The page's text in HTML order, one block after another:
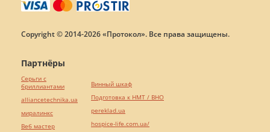
Copyright © 2014-2026 «Протокол». Все права защищены.
Партнёры
Серьги с
бриллиантами
alliancetechnika.ua
миралинкс
Веб мастер
Винный шкаф
Подготовка к НМТ / ВНО
pereklad.ua
hospice-life.com.ua/